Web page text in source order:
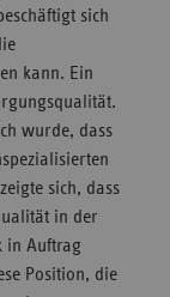
sich
kann. Ein
wurde, dass
sich, dass
in der
in Auftrag
Position, die